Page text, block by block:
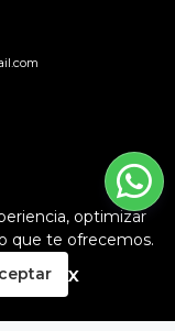
diamantada y
optimizar
que te ofrecemos.
x